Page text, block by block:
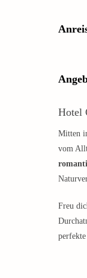
Hotel
Mitten
vom
Freu
perfekte